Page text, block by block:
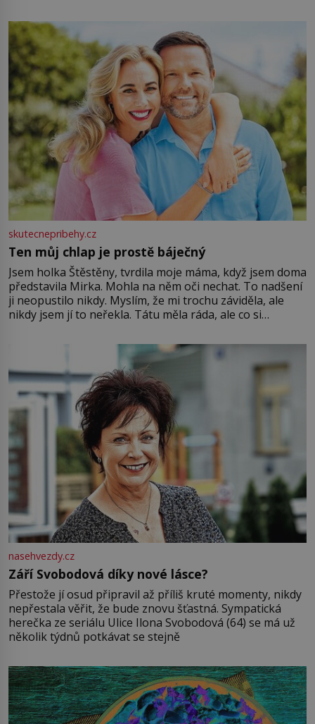
můžete obohatit své rituály a přinést do svého života
větší harmonii a klid. Je důležité
skutecnepribehy.cz
Ten můj chlap je prostě báječný
Jsem holka Štěstěny, tvrdila moje máma, když jsem doma
představila Mirka. Mohla na něm oči nechat. To nadšení
ji neopustilo nikdy. Myslím, že mi trochu záviděla, ale
nikdy jsem jí to neřekla. Tátu měla ráda, ale co si
Jsme spolu moc rádi Tehdy byla jiná doba, když
nasehvezdy.cz
Září Svobodová díky nové lásce?
Přestože jí osud připravil až příliš kruté momenty, nikdy
nepřestala věřit, že bude znovu šťastná. Sympatická
herečka ze seriálu Ulice Ilona Svobodová (64) se má už
několik týdnů potkávat se stejně